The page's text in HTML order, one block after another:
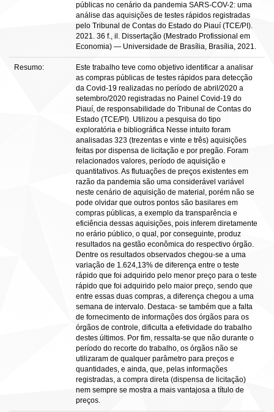
públicas no cenário da pandemia SARS-COV-2: uma
análise das aquisições de testes rápidos registradas
pelo Tribunal de Contas do Estado do Piauí (TCE/PI).
2021. 36 f., il. Dissertação (Mestrado Profissional em
Economia) — Universidade de Brasília, Brasília, 2021.
Resumo:
Este trabalho teve como objetivo identificar a analisar
as compras públicas de testes rápidos para detecção
da Covid-19 realizadas no período de abril/2020 a
setembro/2020 registradas no Painel Covid-19 do
Piauí, de responsabilidade do Tribunal de Contas do
Estado (TCE/PI). Utilizou a pesquisa do tipo
exploratória e bibliográfica Nesse intuito foram
analisadas 323 (trezentas e vinte e três) aquisições
feitas por dispensa de licitação e por pregão. Foram
relacionados valores, período de aquisição e
quantitativos. As flutuações de preços existentes em
razão da pandemia são uma considerável variável
neste cenário de aquisição de material, porém não se
pode olvidar que outros pontos são basilares em
compras públicas, a exemplo da transparência e
eficiência dessas aquisições, pois inferem diretamente
no erário público, o qual, por conseguinte, produz
resultados na gestão econômica do respectivo órgão.
Dentre os resultados observados chegou-se a uma
variação de 1.624,13% de diferença entre o teste
rápido que foi adquirido pelo menor preço para o teste
rápido que foi adquirido pelo maior preço, sendo que
entre essas duas compras, a diferença chegou a uma
semana de intervalo. Destaca- se também que a falta
de fornecimento de informações dos órgãos para os
órgãos de controle, dificulta a efetividade do trabalho
destes últimos. Por fim, ressalta-se que não durante o
período do recorte do trabalho, os órgãos não se
utilizaram de qualquer parâmetro para preços e
quantidades, e ainda, que, pelas informações
registradas, a compra direta (dispensa de licitação)
nem sempre se mostra a mais vantajosa a título de
preços.